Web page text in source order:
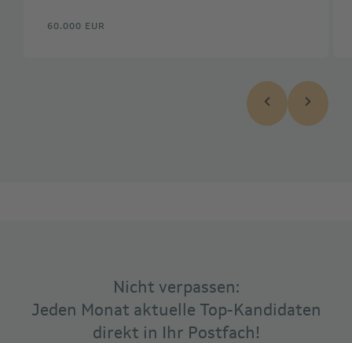
60.000 EUR
Nicht verpassen:
Jeden Monat aktuelle Top-Kandidaten
direkt in Ihr Postfach!